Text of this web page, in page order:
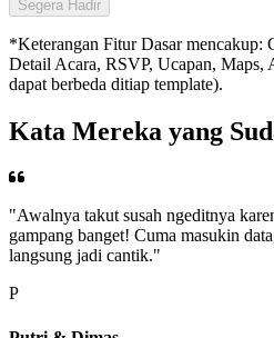
Segera Hadir
*Keterangan Fitur Dasar mencakup:
Detail Acara, RSVP, Ucapan,
dapat berbeda ditiap template).
Kata Mereka yang
"Awalnya takut susah ngeditnya
gampang banget! Cuma masukin
langsung jadi cantik."
P